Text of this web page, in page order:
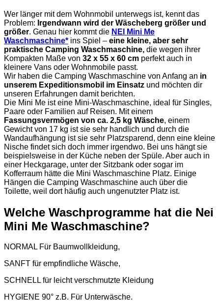
Wer länger mit dem Wohnmobil unterwegs ist, kennt das
Problem: Irgendwann wird der Wäscheberg größer und
größer. Genau hier kommt die NEI Mini Me
Waschmaschine* ins Spiel – eine kleine, aber sehr
praktische Camping Waschmaschine, die wegen ihrer
Kompakten Maße von 32 x 55 x 60 cm perfekt auch in
kleinere Vans oder Wohnmobile passt.
Wir haben die Camping Waschmaschine von Anfang an in
unserem Expeditionsmobil im Einsatz und möchten dir
unseren Erfahrungen damit berichten.
Die Mini Me ist eine Mini-Waschmaschine, ideal für Singles,
Paare oder Familien auf Reisen. Mit einem
Fassungsvermögen von ca. 2,5 kg Wäsche, einem
Gewicht von 17 kg ist sie sehr handlich und durch die
Wandaufhängung ist sie sehr Platzsparend, denn eine kleine
Nische findet sich doch immer irgendwo. Bei uns hängt sie
beispielsweise in der Küche neben der Spüle. Aber auch in
einer Heckgarage, unter der Sitzbank oder sogar im
Kofferraum hätte die Mini Waschmaschine Platz. Einige
Hängen die Camping Waschmaschine auch über die
Toilette, weil dort häufig auch ungenutzter Platz ist.
Welche Waschprogramme hat die Nei
Mini Me Waschmaschine?
NORMAL Für Baumwollkleidung,
SANFT für empfindliche Wäsche,
SCHNELL für leicht verschmutzte Kleidung
HYGIENE 90° z.B. Für Unterwäsche.